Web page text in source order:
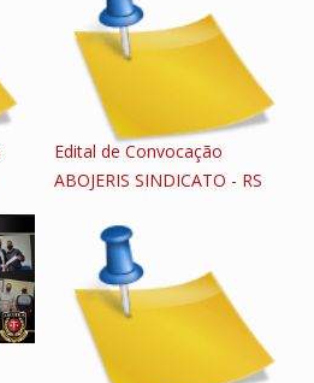
Edital de Convocação
ABOJERIS SINDICATO - RS